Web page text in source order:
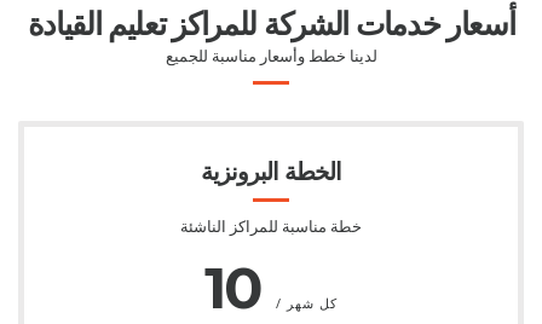
أسعار خدمات الشركة للمراكز تعليم القيادة
لدينا خطط وأسعار مناسبة للجميع
الخطة البرونزية
خطة مناسبة للمراكز الناشئة
10 / كل شهر